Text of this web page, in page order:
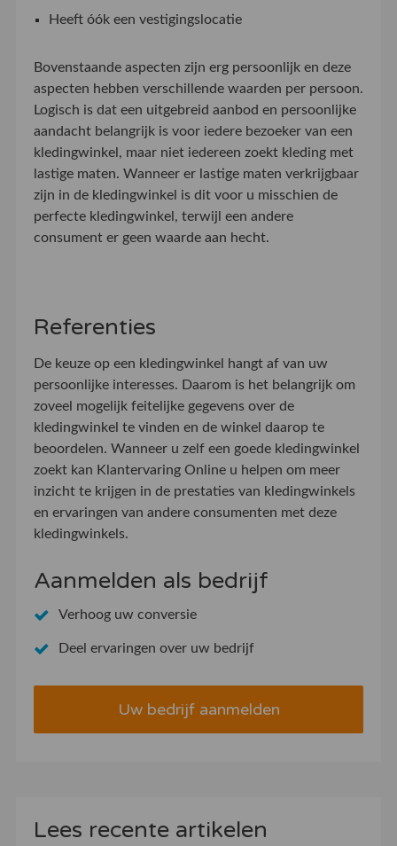
Heeft óók een vestigingslocatie
Bovenstaande aspecten zijn erg persoonlijk en deze
aspecten hebben verschillende waarden per persoon.
Logisch is dat een uitgebreid aanbod en persoonlijke
aandacht belangrijk is voor iedere bezoeker van een
kledingwinkel, maar niet iedereen zoekt kleding met
lastige maten. Wanneer er lastige maten verkrijgbaar
zijn in de kledingwinkel is dit voor u misschien de
perfecte kledingwinkel, terwijl een andere
consument er geen waarde aan hecht.
Referenties
De keuze op een kledingwinkel hangt af van uw
persoonlijke interesses. Daarom is het belangrijk om
zoveel mogelijk feitelijke gegevens over de
kledingwinkel te vinden en de winkel daarop te
beoordelen. Wanneer u zelf een goede kledingwinkel
zoekt kan Klantervaring Online u helpen om meer
inzicht te krijgen in de prestaties van kledingwinkels
en ervaringen van andere consumenten met deze
kledingwinkels.
Aanmelden als bedrijf
Verhoog uw conversie
Deel ervaringen over uw bedrijf
Uw bedrijf aanmelden
Lees recente artikelen